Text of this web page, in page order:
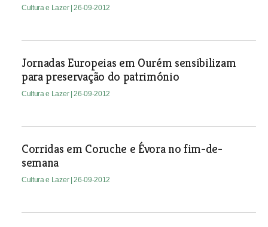
Cultura e Lazer | 26-09-2012
Jornadas Europeias em Ourém sensibilizam
para preservação do património
Cultura e Lazer | 26-09-2012
Corridas em Coruche e Évora no fim-de-
semana
Cultura e Lazer | 26-09-2012